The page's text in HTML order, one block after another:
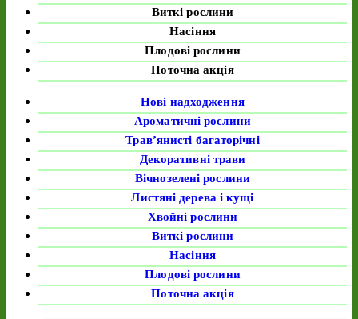
Виткі рослини
Насіння
Плодові рослини
Поточна акція
Нові надходження
Ароматичні рослини
Трав’янисті багаторічні
Декоративні трави
Вічнозелені рослини
Листяні дерева і кущі
Хвойні рослини
Виткі рослини
Насіння
Плодові рослини
Поточна акція